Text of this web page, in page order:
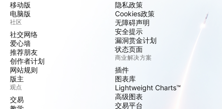
移动版
电脑版
社区
社交网络
爱心墙
推荐朋友
创作者计划
网站规则
版主
观点
交易
隐私政策
Cookies政策
无障碍声明
安全提示
漏洞赏金计划
状态页面
商业解决方案
插件
图表库
Lightweight Charts™
高级图表
交易平台